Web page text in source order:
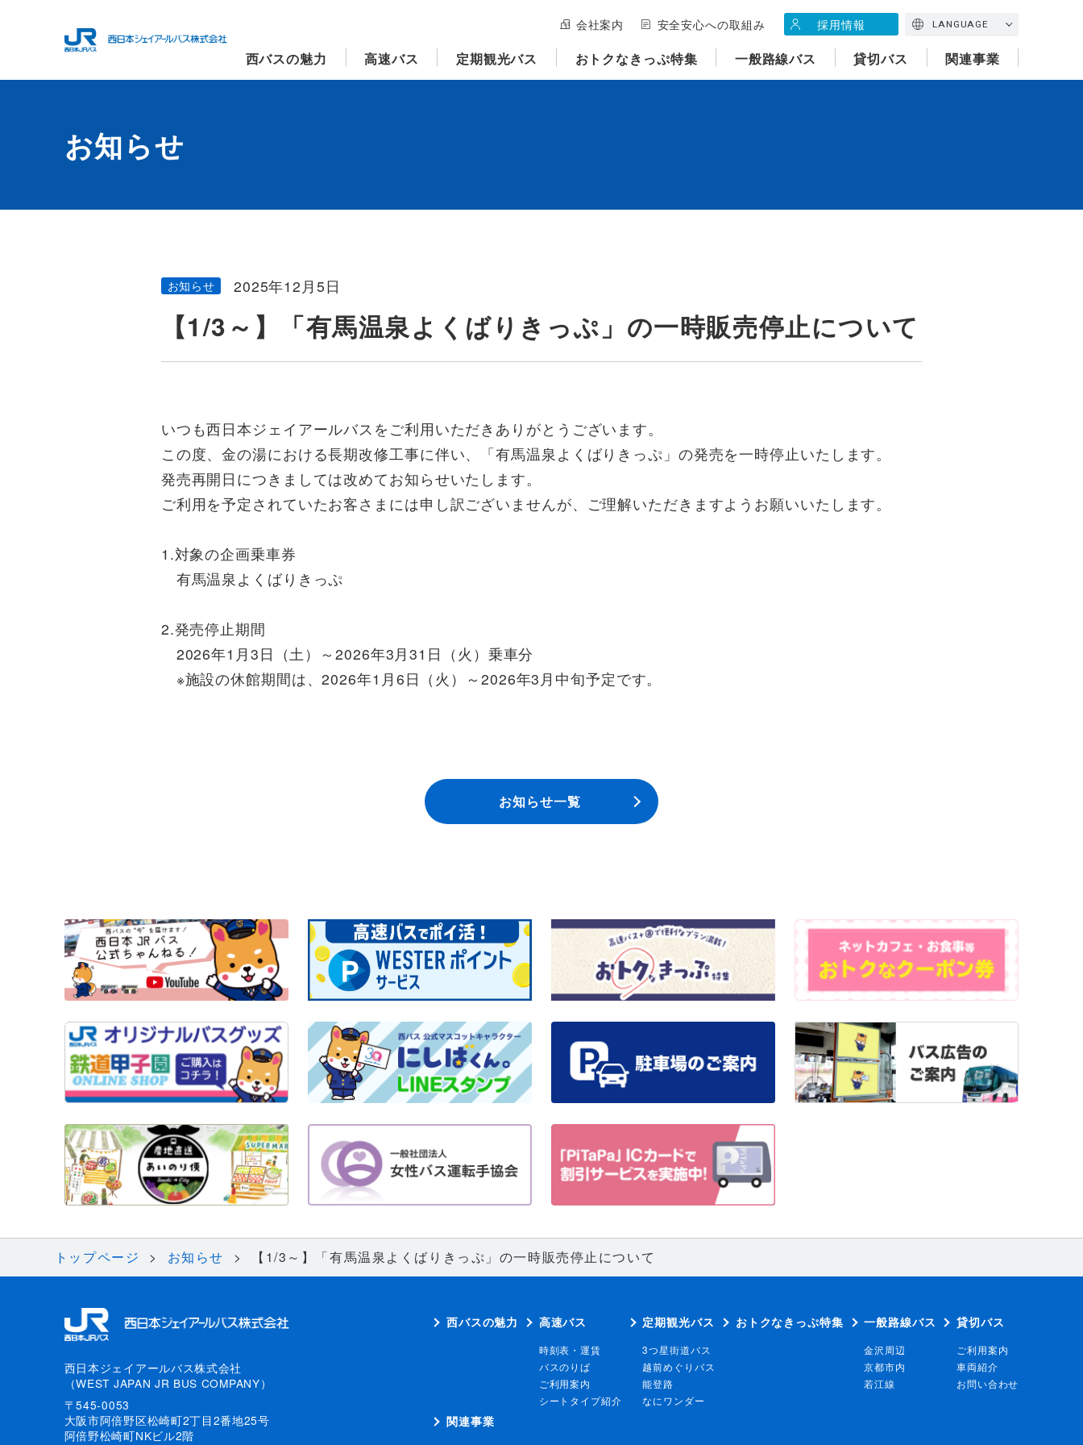
会社案内 安全安心への取組み 採用情報 LANGUAGE
西バスの魅力 高速バス 定期観光バス おトクなきっぷ特集 一般路線バス 貸切バス 関連事業
お知らせ
お知らせ 2025年12月5日
【1/3～】「有馬温泉よくばりきっぷ」の一時販売停止について
いつも西日本ジェイアールバスをご利用いただきありがとうございます。
この度、金の湯における長期改修工事に伴い、「有馬温泉よくばりきっぷ」の発売を一時停止いたします。
発売再開日につきましては改めてお知らせいたします。
ご利用を予定されていたお客さまには申し訳ございませんが、ご理解いただきますようお願いいたします。
1.対象の企画乗車券
有馬温泉よくばりきっぷ
2.発売停止期間
2026年1月3日（土）～2026年3月31日（火）乗車分
※施設の休館期間は、2026年1月6日（火）～2026年3月中旬予定です。
お知らせ一覧
トップページ お知らせ 【1/3～】「有馬温泉よくばりきっぷ」の一時販売停止について
西日本ジェイアールバス株式会社
（WEST JAPAN JR BUS COMPANY）
〒545-0053
大阪市阿倍野区松崎町2丁目2番地25号
阿倍野松崎町NKビル2階
西バスの魅力 高速バス
時刻表・運賃
バスのりば
ご利用案内
シートタイプ紹介
定期観光バス
3つ星街道バス
越前めぐりバス
能登路
なにワンダー
おトクなきっぷ特集 一般路線バス
金沢周辺
京都市内
若江線
貸切バス
ご利用案内
車両紹介
お問い合わせ
関連事業